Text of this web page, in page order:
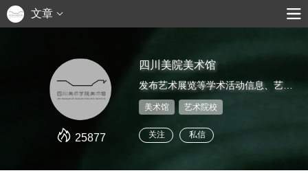
文章
25877
四川美院美术馆
美术馆 艺术院校
关注 私信